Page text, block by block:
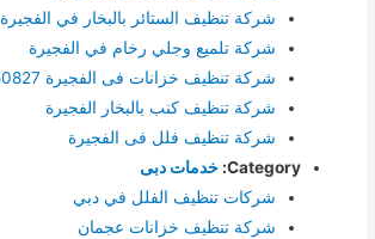
شركة تنظيف الستائر بالبخار في الفجيرة
شركة تلميع وجلي رخام في الفجيرة
شركة تنظيف خزانات فى الفجيرة 0568050827
شركة تنظيف كنب بالبخار الفجيرة
شركة تنظيف فلل فى الفجيرة
Category: خدمات دبى
شركات تنظيف الفلل في دبي
شركة تنظيف خزانات عجمان